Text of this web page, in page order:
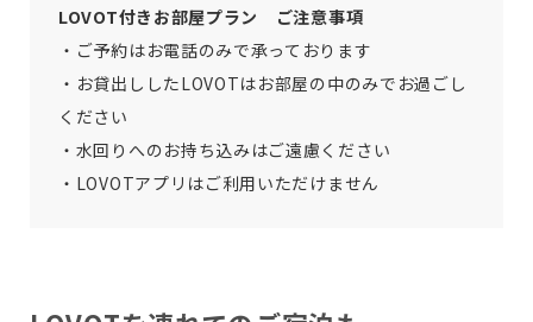
LOVOT付きお部屋プラン ご注意事項
・ご予約はお電話のみで承っております
・お貸出ししたLOVOTはお部屋の中のみでお過ごし
ください
・水回りへのお持ち込みはご遠慮ください
・LOVOTアプリはご利用いただけません